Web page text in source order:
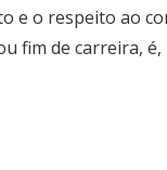
e o respeito ao
fim de carreira,